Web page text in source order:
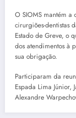
O SIOMS mantém a
cirurgiões-dentistas
Estado de Greve, o
dos atendimentos à
sua obrigação.
Participaram da
Espada Lima Júnior,
Alexandre